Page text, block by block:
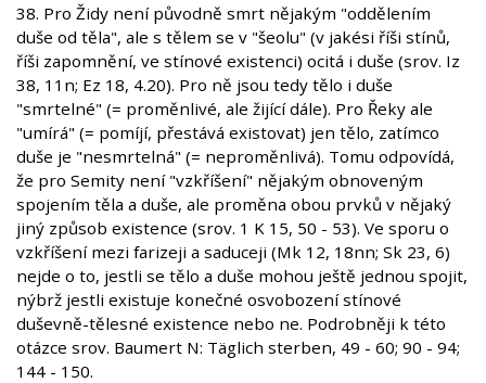
38. Pro Židy není původně smrt nějakým "oddělením
duše od těla", ale s tělem se v "šeolu" (v jakési říši stínů,
říši zapomnění, ve stínové existenci) ocitá i duše (srov. Iz
38, 11n; Ez 18, 4.20). Pro ně jsou tedy tělo i duše
"smrtelné" (= proměnlivé, ale žijící dále). Pro Řeky ale
"umírá" (= pomíjí, přestává existovat) jen tělo, zatímco
duše je "nesmrtelná" (= neproměnlivá). Tomu odpovídá,
že pro Semity není "vzkříšení" nějakým obnoveným
spojením těla a duše, ale proměna obou prvků v nějaký
jiný způsob existence (srov. 1 K 15, 50 - 53). Ve sporu o
vzkříšení mezi farizeji a saduceji (Mk 12, 18nn; Sk 23, 6)
nejde o to, jestli se tělo a duše mohou ještě jednou spojit,
nýbrž jestli existuje konečné osvobození stínové
duševně-tělesné existence nebo ne. Podrobněji k této
otázce srov. Baumert N: Täglich sterben, 49 - 60; 90 - 94;
144 - 150.